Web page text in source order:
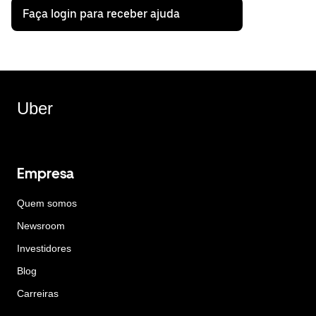
Faça login para receber ajuda
Uber
Empresa
Quem somos
Newsroom
Investidores
Blog
Carreiras